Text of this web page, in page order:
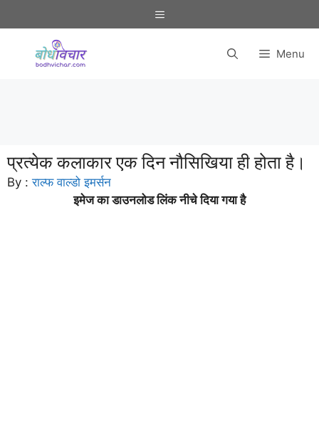
to
Menu
Menu
प्रत्येक कलाकार एक दिन नौसिखिया ही होता है।
By :राल्फ वाल्डो इमर्सन
इमेज का डाउनलोड लिंक नीचे दिया गया है